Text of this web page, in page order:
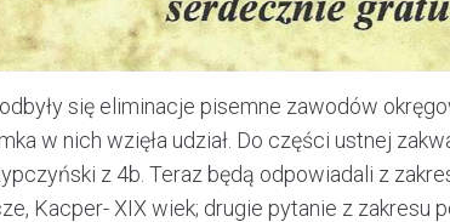
się eliminacje pisemne zawodów
w nich wzięła udział. Do części ustnej
z 4b. Teraz będą odpowiadali z
Kacper- XIX wiek; drugie pytanie z zakresu